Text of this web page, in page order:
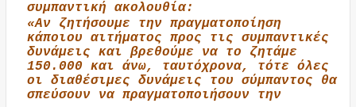
συμπαντική ακολουθία:
«Αν ζητήσουμε την πραγματοποίηση
κάποιου αιτήματος προς τις συμπαντικές
δυνάμεις και βρεθούμε να το ζητάμε
150.000 και άνω, ταυτόχρονα, τότε όλες
οι διαθέσιμες δυνάμεις του σύμπαντος θα
σπεύσουν να πραγματοποιήσουν την